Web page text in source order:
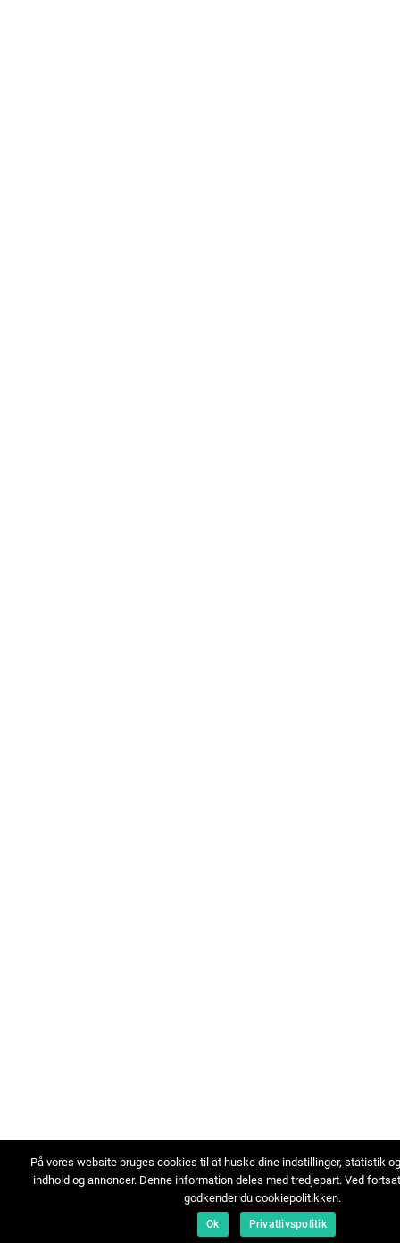
På vores website bruges cookies til at huske dine indstillinger, statistik
indhold og annoncer. Denne information deles med tredjepart. Ved
godkender du cookiepolitikken.
Ok Privatlivspolitik